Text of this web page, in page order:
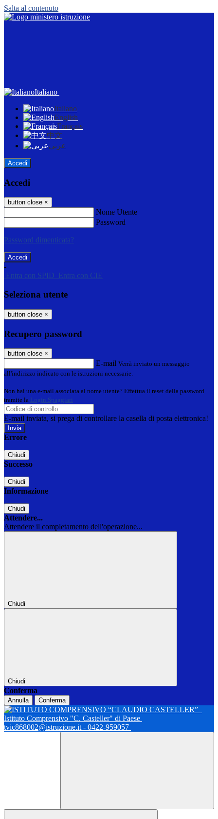
Salta al contenuto
Italiano
Italiano
English
Français
中文
عربى
Accedi
Accedi
button close ×
Nome Utente
Password
Password dimenticata?
-
Entra con SPID
Entra con CIE
Seleziona utente
button close ×
Recupero password
button close ×
E-mail Verrà inviato un messaggio
all'indirizzo indicato con le istruzioni necessarie.
Non hai una e-mail associata al nome utente? Effettua il reset della password
tramite la Login Spaggiari
E-mail inviata, si prega di controllare la casella di posta elettronica!
Errore
Chiudi
Successo
Chiudi
Informazione
Chiudi
Attendere...
Attendere il completamento dell'operazione...
Chiudi
Chiudi
Conferma
Annulla Conferma
Istituto Comprensivo "C. Casteller" di Paese
tvic868002@istruzione.it - 0422-959057